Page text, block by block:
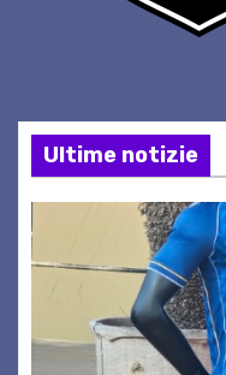
Ultime notizie